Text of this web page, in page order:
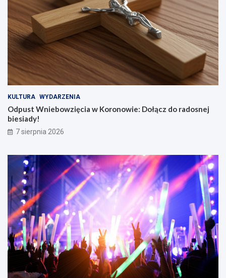
KULTURA WYDARZENIA
Odpust Wniebowzięcia w Koronowie: Dołącz do radosnej
biesiady!
7 sierpnia 2026